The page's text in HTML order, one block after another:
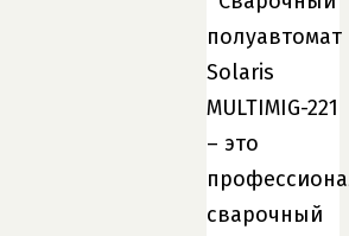
полуавтомат
Solaris
MULTIMIG-221
– это
сварочный